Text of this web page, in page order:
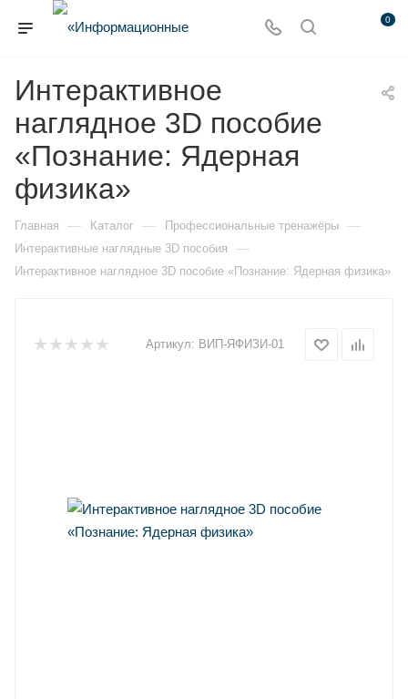
0
Интерактивное
наглядное 3D пособие
«Познание: Ядерная
физика»
Главная — Каталог — Профессиональные тренажёры —
Интерактивные наглядные 3D пособия —
Интерактивное наглядное 3D пособие «Познание: Ядерная физика»
Артикул: ВИП-ЯФИЗИ-01